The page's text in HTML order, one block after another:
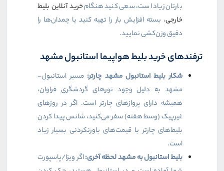
بارتان زیاد است، سعی کنید هنگامخرید آنلاین بلیط
خارجی، بسته افزایش بار را تهیه کنید یا چمدان‌ها را
دقیق وزن‌کشی نمایید.
ترفندهای خرید بلیط هواپیما استانبول مشهد
شکار بلیط استانبول مشهد چارتر: مسیر استانبول-
مشهد به دلیل وجود تورهای گردشگری فراوان،
همیشه دارای پروازهای چارتر است. اگر در روزهای
غیرپیک (وسط هفته) سفر می‌کنید، شانس پیدا کردن
بلیط‌های چارتر با قیمت‌های باورنکردنی بسیار زیاد
است.
بلیط استانبول به مشهد لحظه آخری:اگر ویزا/پاسپورت